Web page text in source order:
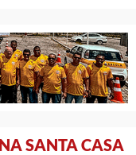
SANTA CASA